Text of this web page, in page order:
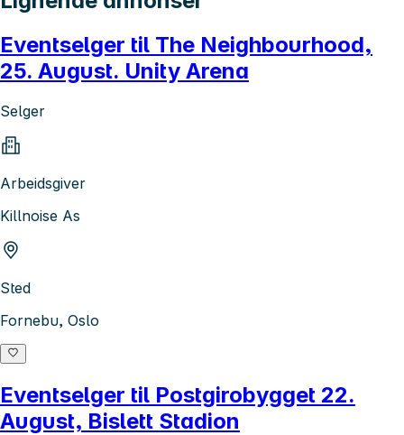
Eventselger til The Neighbourhood,
25. August. Unity Arena
Selger
Arbeidsgiver
Killnoise As
Sted
Fornebu, Oslo
Eventselger til Postgirobygget 22.
August, Bislett Stadion